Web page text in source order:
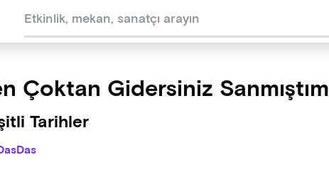
Çoktan Gidersiniz Sanmıştım
Tarihler